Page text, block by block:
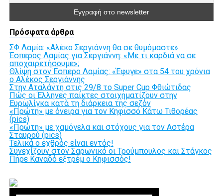
Πρόσφατα άρθρα
ΣΦ Λαμία: «Αλέκο Σεργιάννη θα σε θυμόμαστε»
Έσπερος Λαμίας για Σεργιάννη: «Με τι καρδιά να σε
αποχαιρετήσουμε»;
Θλίψη στον Έσπερο Λαμίας: «Έφυγε» στα 54 του χρόνια
ο Αλέκος Σεργιάννης
Στην Αταλάντη στις 29/8 το Super Cup Φθιώτιδας
Πώς οι Έλληνες παίκτες στοιχηματίζουν στην
Ευρωλίγκα κατά τη διάρκεια της σεζόν
«Πρώτη» με όνειρα για τον Κηφισσό Κάτω Τιθορέας
(pics)
«Πρώτη» με χαμόγελα και στόχους για τον Αστέρα
Σταυρού (pics)
Τελικά ο εχθρός είναι εντός!
Συνεχίζουν στον Σαρωνικό οι Τρούμπουλος και Στάγκος
Πήρε Καναδό εξτρέμ ο Κηφισσός!